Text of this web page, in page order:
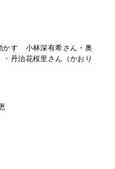
かす 小林深有希さん・奥
丹治花桜里さん（かおり